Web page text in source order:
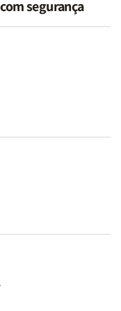
Mulher
Segundo
segurança